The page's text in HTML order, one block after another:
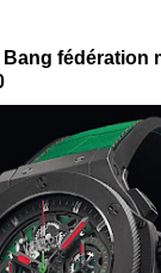
fédération